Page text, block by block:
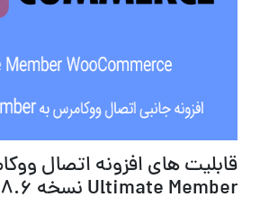
قابلیت های افزونه اتصال
Ultimate Member نسخه